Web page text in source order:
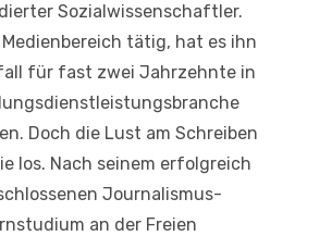
Sozialwissenschaftler.
tätig, hat es ihn
für fast zwei Jahrzehnte in
Doch die Lust am Schreiben
los. Nach seinem erfolgreich
Journalismus-
an der Freien